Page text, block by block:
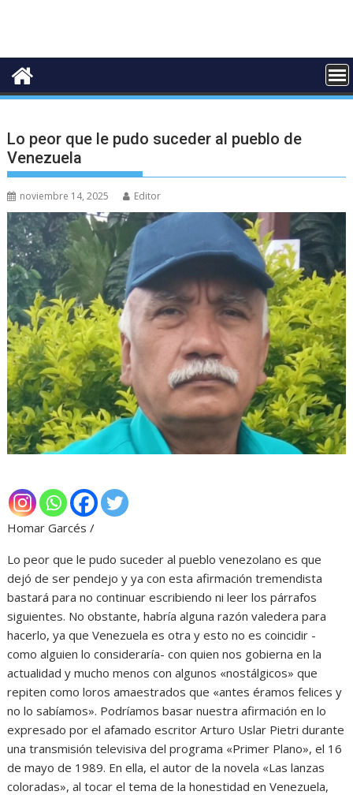
Lo peor que le pudo suceder al pueblo de
Venezuela
noviembre 14, 2025 Editor
Homar Garcés /
Lo peor que le pudo suceder al pueblo venezolano es que
dejó de ser pendejo y ya con esta afirmación tremendista
bastará para no continuar escribiendo ni leer los párrafos
siguientes. No obstante, habría alguna razón valedera para
hacerlo, ya que Venezuela es otra y esto no es coincidir -
como alguien lo consideraría- con quien nos gobierna en la
actualidad y mucho menos con algunos «nostálgicos» que
repiten como loros amaestrados que «antes éramos felices y
no lo sabíamos». Podríamos basar nuestra afirmación en lo
expresado por el afamado escritor Arturo Uslar Pietri durante
una transmisión televisiva del programa «Primer Plano», el 16
de mayo de 1989. En ella, el autor de la novela «Las lanzas
coloradas», al tocar el tema de la honestidad en Venezuela,